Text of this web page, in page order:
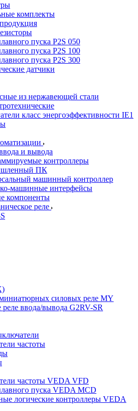
комплекты
пуска P2S 050
пуска P2S 100
пуска P2S 300
датчики
из нержавеющей стали
класс энергоэффективности IE1
и вывода
контроллеры
ПК
машинный контроллер
машинные интерфейсы
компоненты
реле
силовых реле MY
реле ввода/вывода G2RV-SR
частоты
частоты VEDA VFD
пуска VEDA MCD
логические контроллеры VEDA